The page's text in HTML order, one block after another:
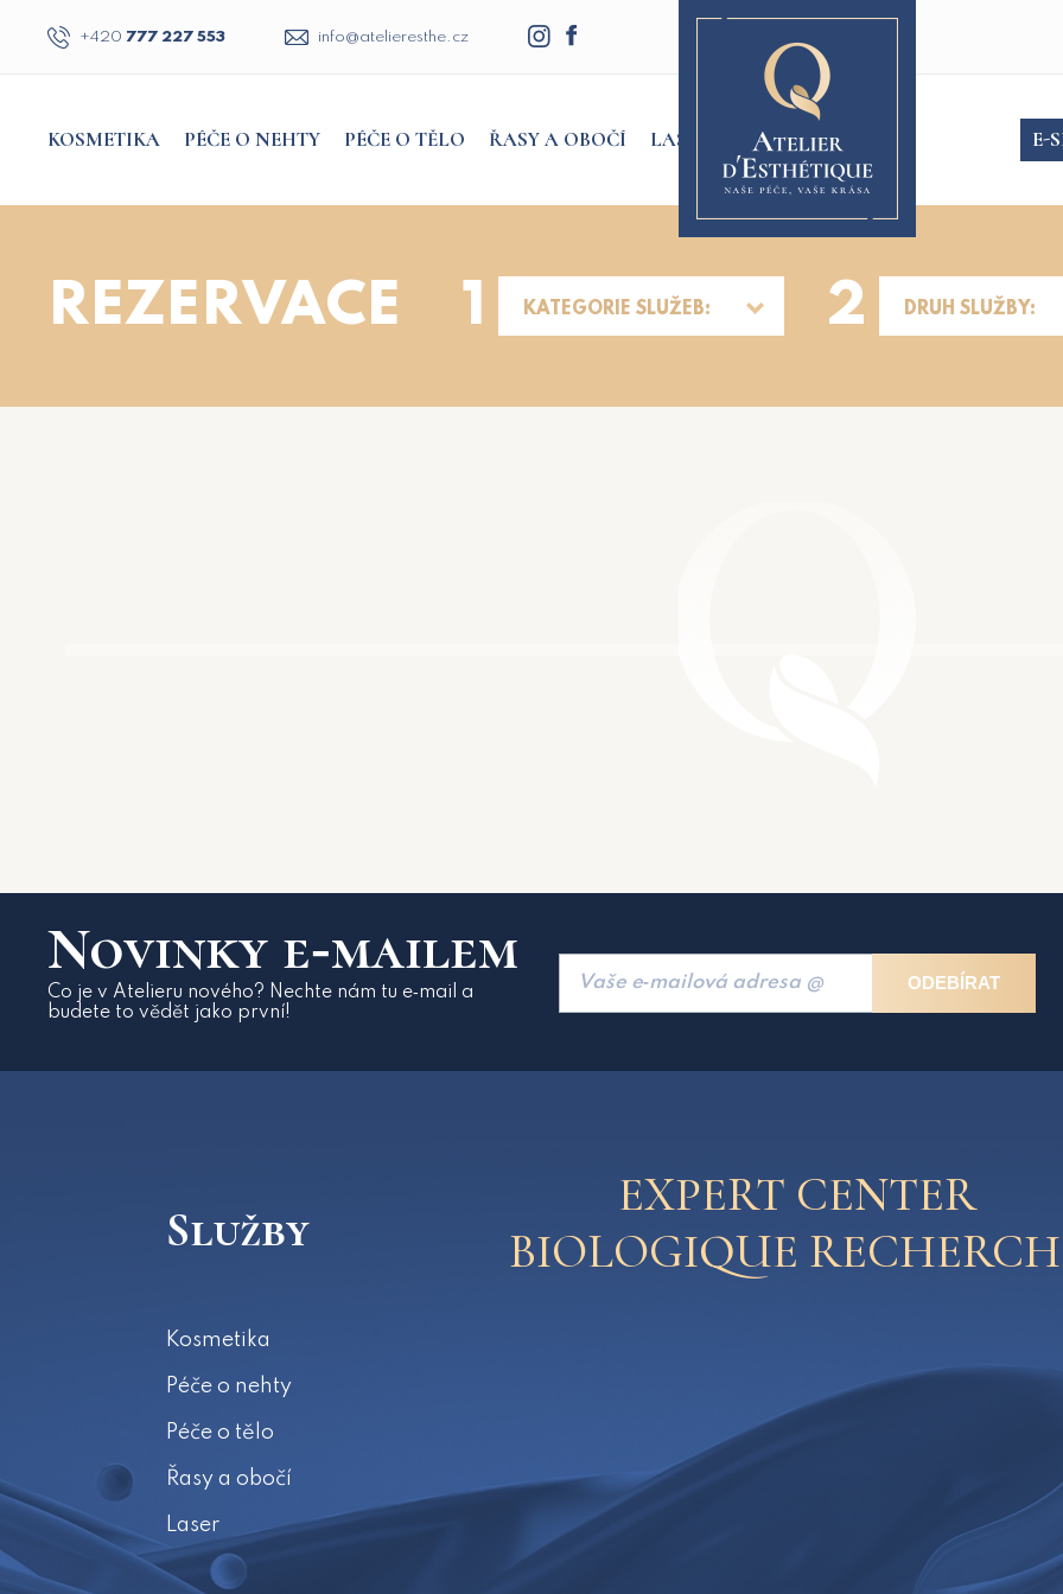
+420 777 227 553 zc.ehtsereileta@ofni
KOSMETIKA PÉČE O NEHTY PÉČE O TĚLO ŘASY A OBOČÍ LASER E-
REZERVACE 1 KATEGORIE SLUŽEB: 2 DRUH SLUŽBY:
Novinky e‑mailem
Co je v Atelieru nového? Nechte nám tu e‑mail a
budete to vědět jako první!
ODEBÍRAT
Služby
Kosmetika
Péče o nehty
Péče o tělo
Řasy a obočí
Laser
EXPERT CENTER
BIOLOGIQUE